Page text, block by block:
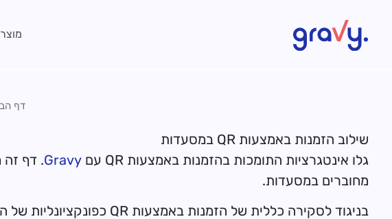
דף
שילוב הזמנות באמצעות QR במסעדות
גלו אינטגרציות התומכות בהזמנות באמצעות QR עם
Gravy
מחוברים במסעדות.